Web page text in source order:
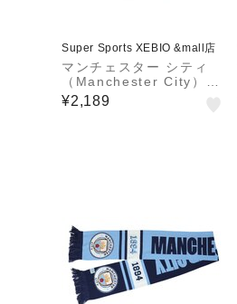
Super Sports XEBIO &mall店
マンチェスター シティ
（Manchester City）グ
リーリッシュ GREALIS
H キャンバス トートバッ
¥2,189